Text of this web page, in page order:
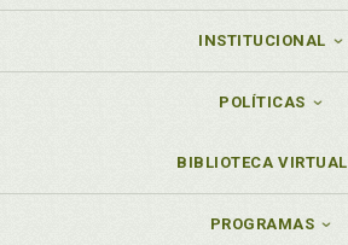
INSTITUCIONAL
POLÍTICAS
BIBLIOTECA VIRTUAL
PROGRAMAS